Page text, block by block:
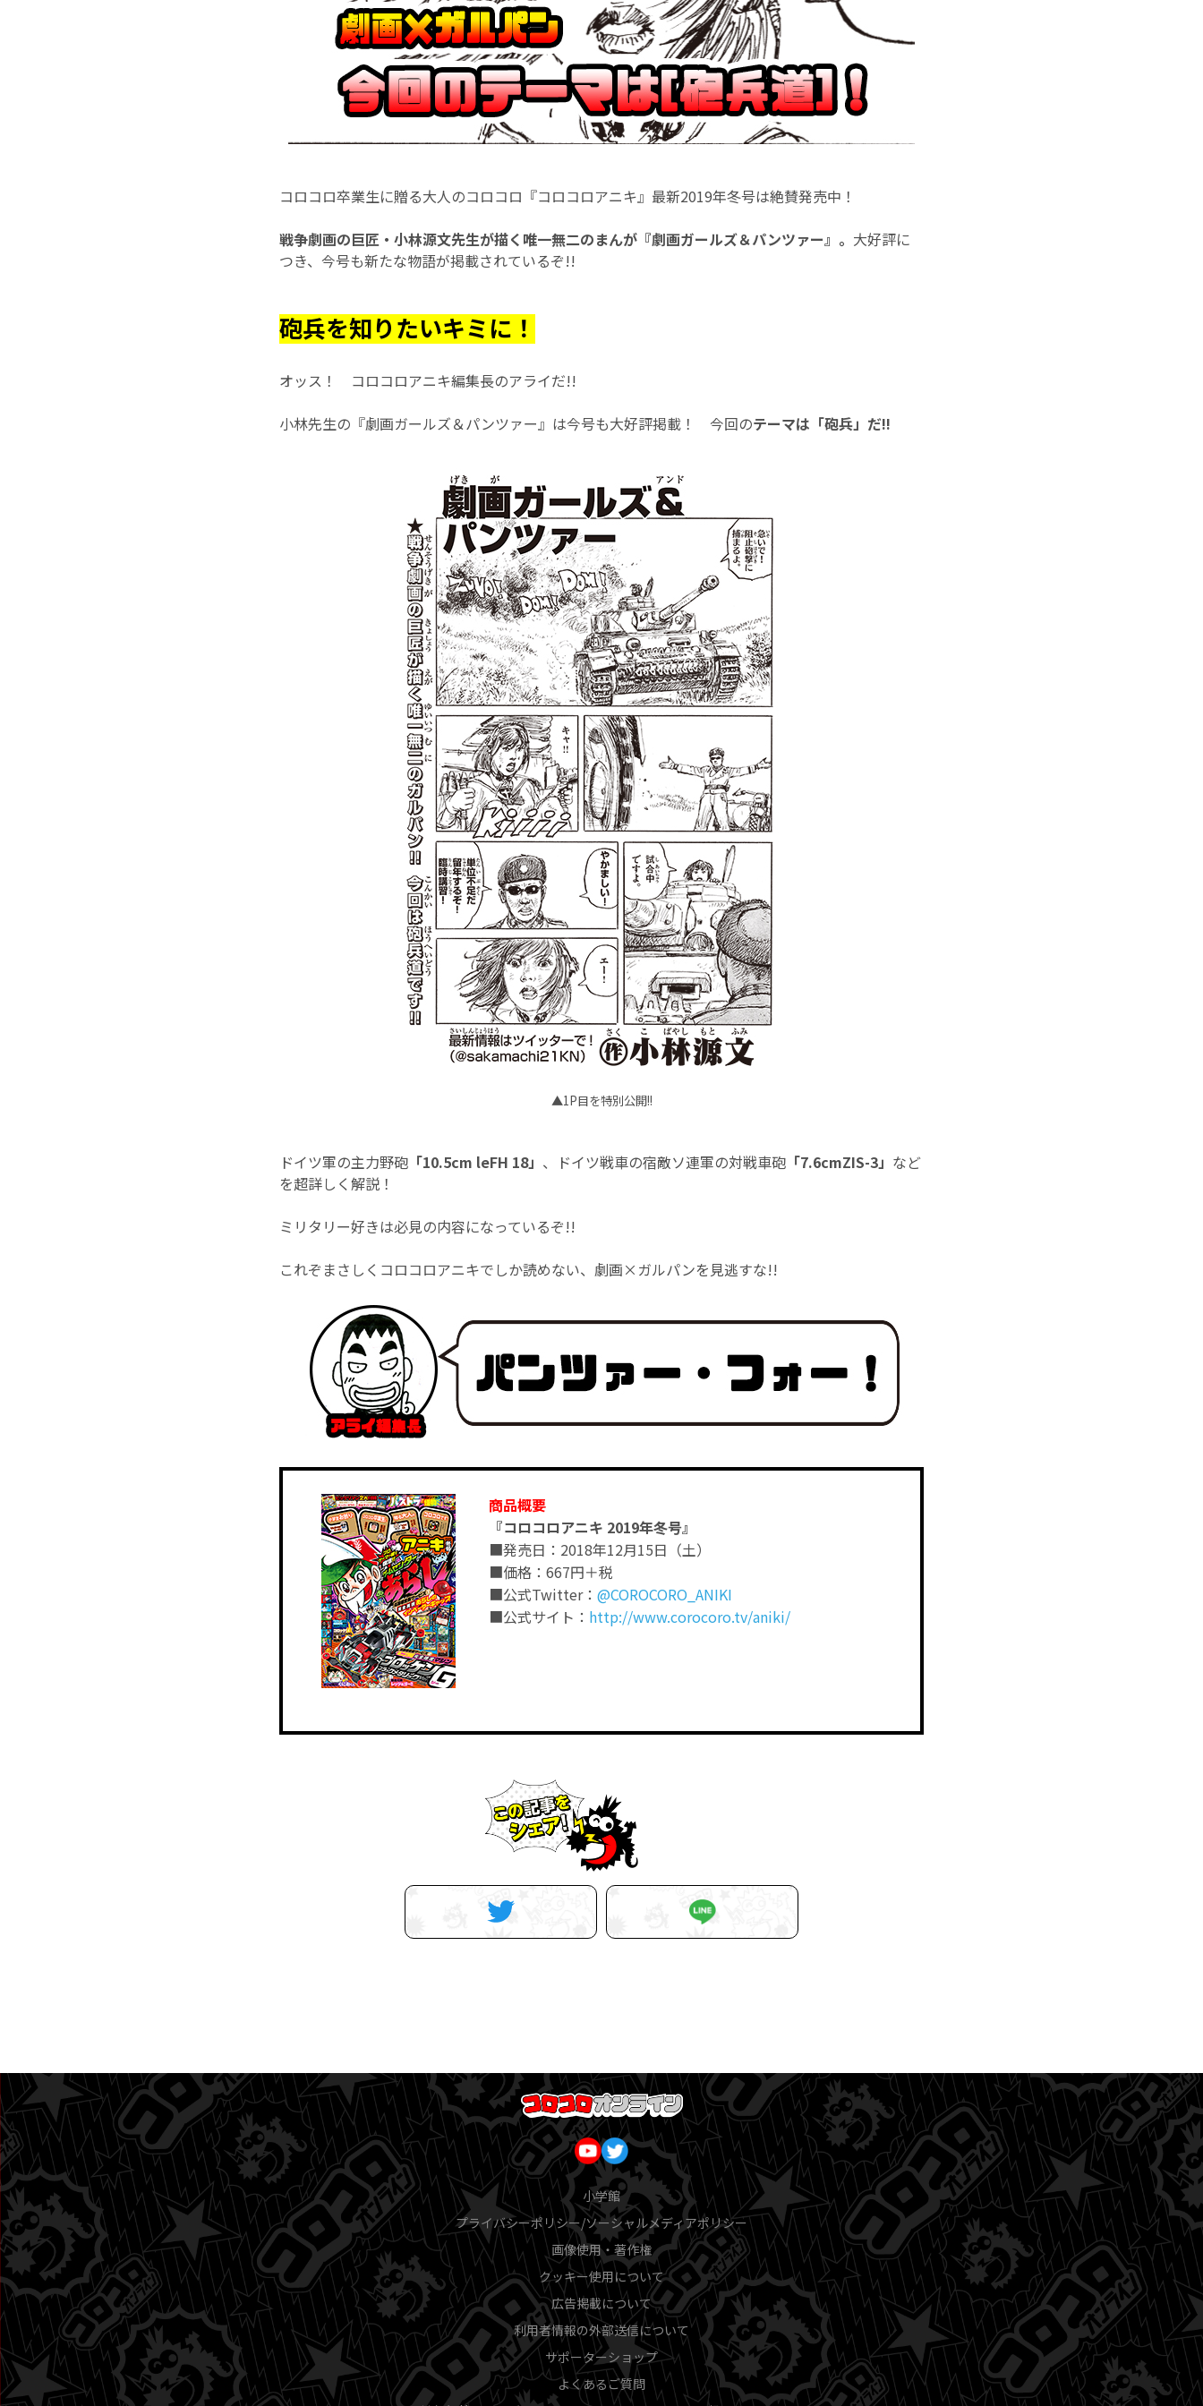
コロコロ卒業生に贈る大人のコロコロ『コロコロアニキ』最新2019年冬号は絶賛発売中！
戦争劇画の巨匠・小林源文先生が描く唯一無二のまんが『劇画ガールズ＆パンツァー』。 大好評に
つき、今号も新たな物語が掲載されているぞ!!
砲兵を知りたいキミに！
オッス！ コロコロアニキ編集長のアライだ!!
小林先生の『劇画ガールズ＆パンツァー』は今号も大好評掲載！ 今回のテーマは「砲兵」だ!!
▲1P目を特別公開!!
ドイツ軍の主力野砲 「10.5cm leFH 18」 、ドイツ戦車の宿敵ソ連軍の対戦車砲 「7.6cmZIS-3」 など
を超詳しく解説！
ミリタリー好きは必見の内容になっているぞ!!
これぞまさしくコロコロアニキでしか読めない、劇画×ガルパンを見逃すな!!
商品概要
『コロコロアニキ 2019年冬号』
■発売日：2018年12月15日（土）
■価格：667円＋税
■公式Twitter： @COROCORO_ANIKI
■公式サイト： http://www.corocoro.tv/aniki/
小学館
プライバシーポリシー/ソーシャルメディアポリシー
画像使用・著作権
クッキー使用について
広告掲載について
利用者情報の外部送信について
サポーターショップ
よくあるご質問